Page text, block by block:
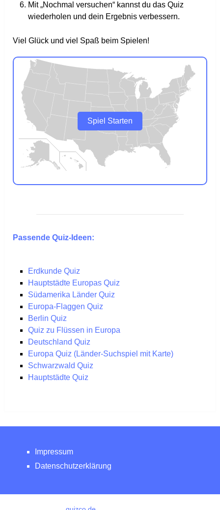
Mit „Nochmal versuchen“ kannst du das Quiz
wiederholen und dein Ergebnis verbessern.
Viel Glück und viel Spaß beim Spielen!
Spiel Starten
Passende Quiz-Ideen:
Erdkunde Quiz
Hauptstädte Europas Quiz
Südamerika Länder Quiz
Europa-Flaggen Quiz
Berlin Quiz
Quiz zu Flüssen in Europa
Deutschland Quiz
Europa Quiz (Länder-Suchspiel mit Karte)
Schwarzwald Quiz
Hauptstädte Quiz
Impressum
Datenschutzerklärung